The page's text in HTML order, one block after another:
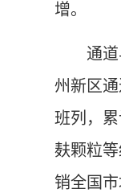
增。
通道与
州新区
班列，
麸颗粒
销全国